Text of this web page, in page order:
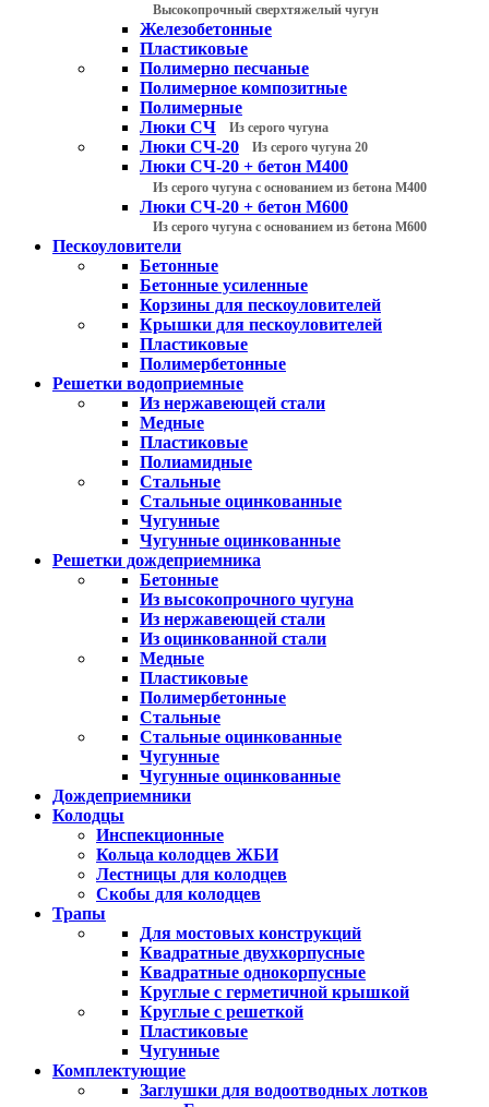
Высокопрочный сверхтяжелый чугун
Железобетонные
Пластиковые
Полимерно песчаные
Полимерное композитные
Полимерные
Люки СЧ
Из серого чугуна
Люки СЧ-20 Из серого чугуна 20
Люки СЧ-20 + бетон М400
Из серого чугуна с основанием из бетона М400
Люки СЧ-20 + бетон М600
Из серого чугуна с основанием из бетона М600
Пескоуловители
Бетонные
Бетонные усиленные
Корзины для пескоуловителей
Крышки для пескоуловителей
Пластиковые
Полимербетонные
Решетки водоприемные
Из нержавеющей стали
Медные
Пластиковые
Полиамидные
Стальные
Стальные оцинкованные
Чугунные
Чугунные оцинкованные
Решетки дождеприемника
Бетонные
Из высокопрочного чугуна
Из нержавеющей стали
Из оцинкованной стали
Медные
Пластиковые
Полимербетонные
Стальные
Стальные оцинкованные
Чугунные
Чугунные оцинкованные
Дождеприемники
Колодцы
Инспекционные
Кольца колодцев ЖБИ
Лестницы для колодцев
Скобы для колодцев
Трапы
Для мостовых конструкций
Квадратные двухкорпусные
Квадратные однокорпусные
Круглые с герметичной крышкой
Круглые с решеткой
Пластиковые
Чугунные
Комплектующие
Заглушки для водоотводных лотков